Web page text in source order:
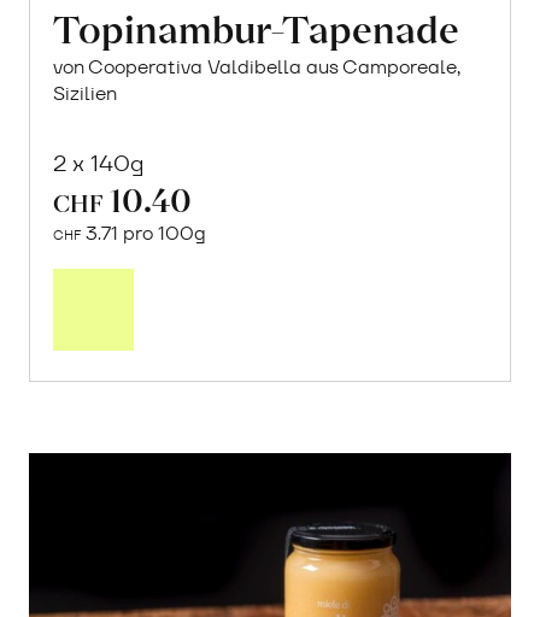
Topinambur-Tapenade
von Cooperativa Valdibella aus Camporeale,
Sizilien
2 x 140g
CHF 10.40
CHF 3.71 pro 100g